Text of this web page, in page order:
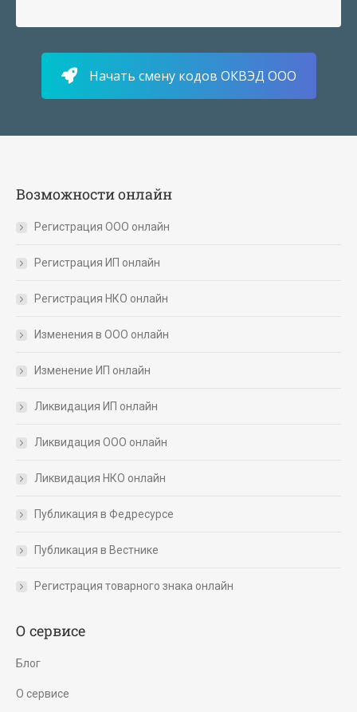
Начать смену кодов ОКВЭД ООО
Возможности онлайн
Регистрация ООО онлайн
Регистрация ИП онлайн
Регистрация НКО онлайн
Изменения в ООО онлайн
Изменение ИП онлайн
Ликвидация ИП онлайн
Ликвидация ООО онлайн
Ликвидация НКО онлайн
Публикация в Федресурсе
Публикация в Вестнике
Регистрация товарного знака онлайн
О сервисе
Блог
О сервисе